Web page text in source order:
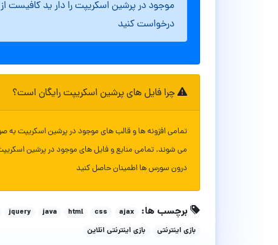
موجود در پرشین اسکریپت را دار ید کافیست
درخواست کنید
چرا فایل های پرشین اسکریپت رایگان است؟
تمامی افزونه ها و قالب های موجود در پرشین اسکریپت به
می شوند. تمامی منابع و فایل های موجود در پرشین
درون سورس ها اطمینان حاصل کنید
برچسب ها: ajax
css
html
java
jquery
بازی اینترنتی
بازی اینترنتی انلاین